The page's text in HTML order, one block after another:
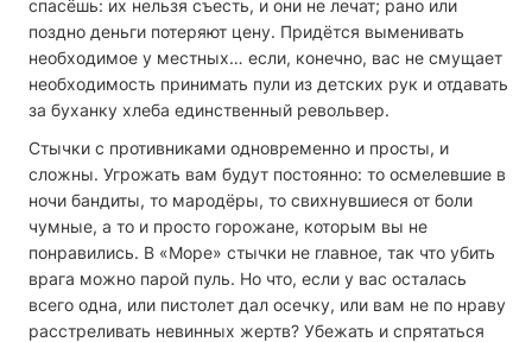
спасёшь: их нельзя съесть, и они не лечат; рано или
поздно деньги потеряют цену. Придётся выменивать
необходимое у местных… если, конечно, вас не смущает
необходимость принимать пули из детских рук и отдавать
за буханку хлеба единственный револьвер.
Стычки с противниками одновременно и просты, и
сложны. Угрожать вам будут постоянно: то осмелевшие в
ночи бандиты, то мародёры, то свихнувшиеся от боли
чумные, а то и просто горожане, которым вы не
понравились. В «Море» стычки не главное, так что убить
врага можно парой пуль. Но что, если у вас осталась
всего одна, или пистолет дал осечку, или вам не по нраву
расстреливать невинных жертв? Убежать и спрятаться